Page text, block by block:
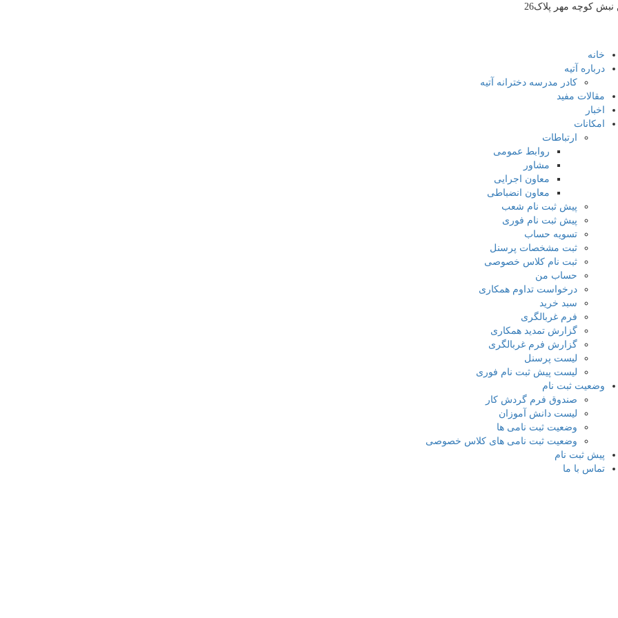
کوچه مهر پلاک26
خانه
درباره آتیه
کادر مدرسه دخترانه آتیه
مقالات مفید
اخبار
امکانات
ارتباطات
روابط عمومی
مشاور
معاون اجرایی
معاون انضباطی
پیش ثبت نام شعب
پیش ثبت نام فوری
تسویه حساب
ثبت مشخصات پرسنل
ثبت نام کلاس خصوصی
حساب من
درخواست تداوم همکاری
سبد خرید
فرم غربالگری
گزارش تمدید همکاری
گزارش فرم غربالگری
لیست پرسنل
لیست پیش ثبت نام فوری
وضعیت ثبت نام
صندوق فرم گردش کار
لیست دانش آموزان
وضعیت ثبت نامی ها
وضعیت ثبت نامی های کلاس خصوصی
پیش ثبت نام
تماس با ما